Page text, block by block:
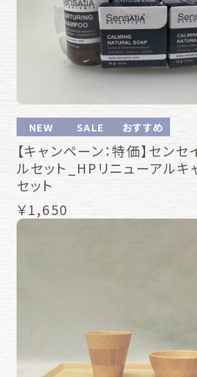
NEW SALE おすすめ
【キャンペーン：特価】セン
ルセット_HPリニューアルキ
セット
￥1,650